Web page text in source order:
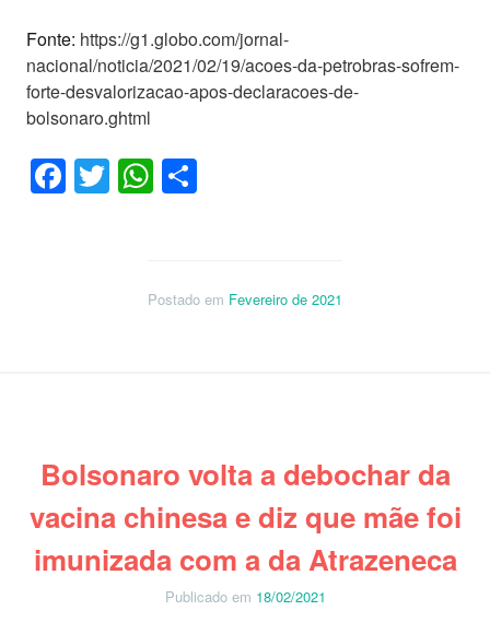
Fonte: https://g1.globo.com/jornal-
nacional/noticia/2021/02/19/acoes-da-petrobras-sofrem-
forte-desvalorizacao-apos-declaracoes-de-
bolsonaro.ghtml
Facebook
TwitterWhatsApp
Postado em Fevereiro de 2021
Bolsonaro volta a debochar da
vacina chinesa e diz que mãe foi
imunizada com a da Atrazeneca
Publicado em 18/02/2021